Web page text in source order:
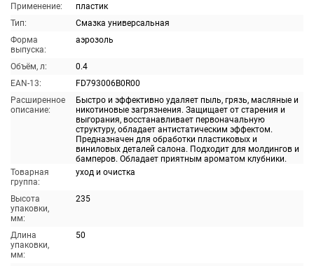
Применение:
пластик
Тип:
Смазка универсальная
Форма
выпуска:
аэрозоль
Объём, л:
0.4
EAN-13:
FD793006B0R00
Расширенное
описание:
Быстро и эффективно удаляет пыль, грязь, масляные и
никотиновые загрязнения. Защищает от старения и
выгорания, восстанавливает первоначальную
структуру, обладает антистатическим эффектом.
Предназначен для обработки пластиковых и
виниловых деталей салона. Подходит для молдингов и
бамперов. Обладает приятным ароматом клубники.
Товарная
группа:
уход и очистка
Высота
упаковки,
мм:
235
Длина
упаковки,
мм:
50